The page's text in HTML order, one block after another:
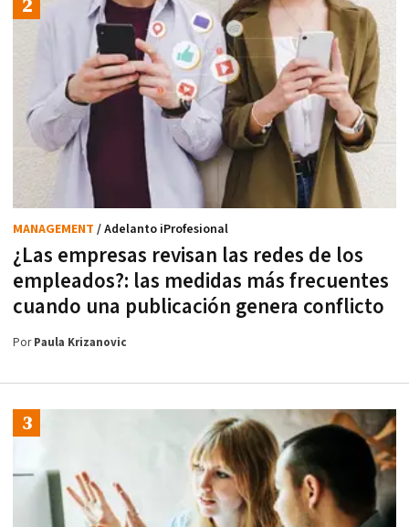
¿Las empresas revisan las redes de los
empleados?: las medidas más frecuentes
cuando una publicación genera conflicto
MANAGEMENT / Adelanto iProfesional
PorPaula Krizanovic